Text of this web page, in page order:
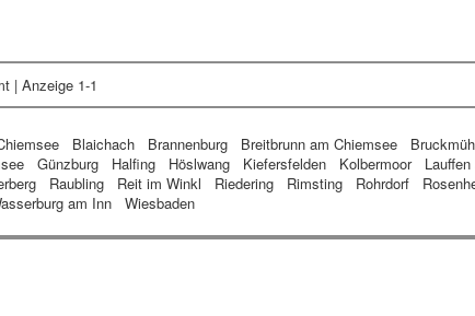
| Anzeige 1-1
Blaichach Brannenburg Breitbrunn am Chiemsee
Günzburg Halfing Höslwang Kiefersfelden Kolbermoor
Raubling Reit im Winkl Riedering Rimsting Rohrdorf
am Inn Wiesbaden